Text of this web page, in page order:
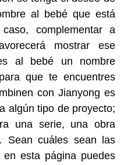
al bebé que está
complementar a
mostrar ese
al bebé un nombre
que te encuentres
con Jianyong es
algún tipo de proyecto;
una serie, una obra
Sean cuáles sean las
esta página puedes